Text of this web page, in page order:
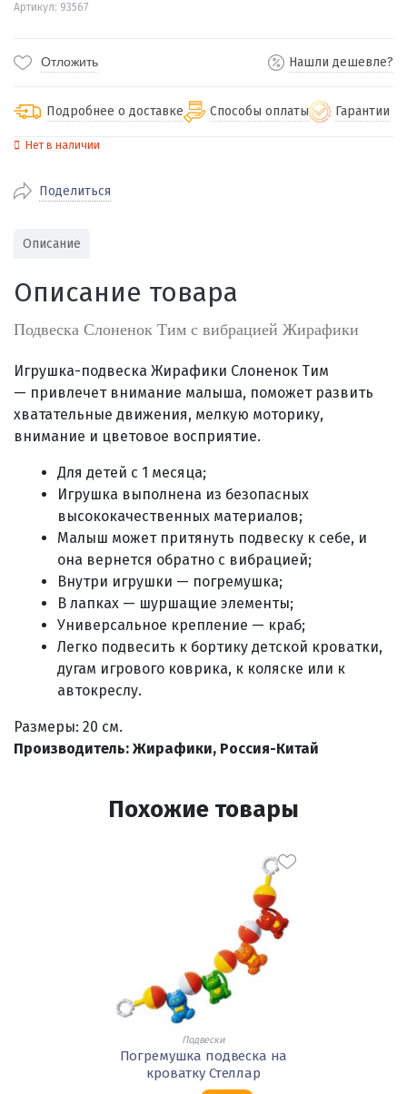
Артикул: 93567
Отложить Нашли дешевле?
Подробнее о доставке
доставка
стоимость доставки
службами Пэк, Кит, Луч, Сдэк, Озон
доставка, Почта РФ или любой другой
транспортной компанией на Ваш выбор
Способы оплаты
Наличными при получении (для
городов)
Онлайн через СБП
Гарантии
Нет в наличии
Поделиться
Описание
Описание товара
Подвеска Слоненок Тим с вибрацией Жирафики
Игрушка-подвеска Жирафики Слоненок Тим
— привлечет внимание малыша, поможет развить
хватательные движения, мелкую моторику,
внимание и цветовое восприятие.
Для детей с 1 месяца;
Игрушка выполнена из безопасных
высококачественных материалов;
Малыш может притянуть подвеску к себе, и
она вернется обратно с вибрацией;
Внутри игрушки — погремушка;
В лапках — шуршащие элементы;
Универсальное крепление — краб;
Легко подвесить к бортику детской кроватки,
дугам игрового коврика, к коляске или к
автокреслу.
Размеры: 20 см.
Производитель: Жирафики, Россия-Китай
Похожие товары
Подвески
Погремушка подвеска на
кроватку Стеллар